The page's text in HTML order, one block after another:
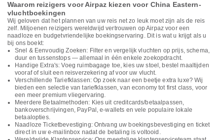
Waarom reizigers voor Airpaz kiezen voor China Eastern-
vluchtboekingen
Wij geloven dat het plannen van uw reis net zo leuk moet zijn als de reis
zelf. Miljoenen reizigers wereldwijd vertrouwen op Airpaz voor een
naadloze en budgetvriendelijke boekingservaring. Dit is wat u krijgt als u
bij ons boekt:
Snel & Eenvoudig Zoeken: Filter en vergelijk vluchten op prijs, schema,
duur en tussenstops — allemaal in één enkele zoekopdracht.
Handige Extra's: Voeg ruimbagage toe, kies uw stoel, bestel maaltijden
vooraf of sluit een reisverzekering af voor uw vlucht.
Verschillende Tariefklassen: Op zoek naar een beetje extra luxe? Wij
bieden een selectie van tariefklassen, van economy tot first class, voor
een meer premium vliegervaring.
Meerdere Betaalmethoden: Kies uit creditcards/betaalpassen,
bankoverschrijvingen, PayPal, e-wallets en vele populaire lokale
betaalopties.
Naadloze Ticketbevestiging: Ontvang uw boekingsbevestiging en ticket
direct in uw e-mailinbox nadat de betaling is voltooid.